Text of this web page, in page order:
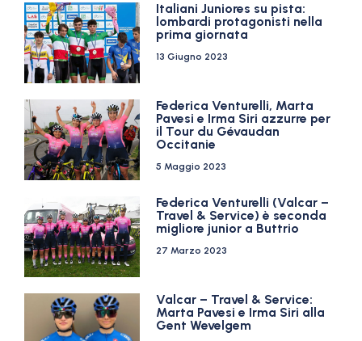
Italiani Juniores su pista:
lombardi protagonisti nella
prima giornata
13 Giugno 2023
Federica Venturelli, Marta
Pavesi e Irma Siri azzurre per
il Tour du Gévaudan
Occitanie
5 Maggio 2023
Federica Venturelli (Valcar –
Travel & Service) è seconda
migliore junior a Buttrio
27 Marzo 2023
Valcar – Travel & Service:
Marta Pavesi e Irma Siri alla
Gent Wevelgem